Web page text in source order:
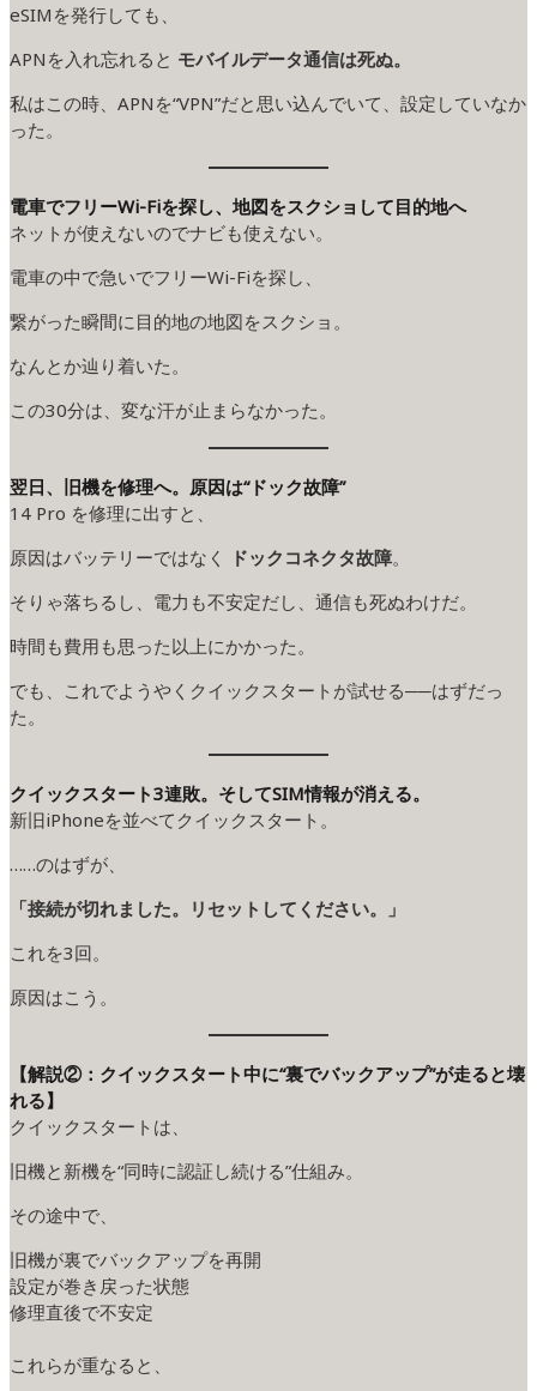
eSIMを発行しても、
APNを入れ忘れると モバイルデータ通信は死ぬ。
私はこの時、APNを“VPN”だと思い込んでいて、設定していなか
った。
電車でフリーWi-Fiを探し、地図をスクショして目的地へ
ネットが使えないのでナビも使えない。
電車の中で急いでフリーWi-Fiを探し、
繋がった瞬間に目的地の地図をスクショ。
なんとか辿り着いた。
この30分は、変な汗が止まらなかった。
翌日、旧機を修理へ。原因は“ドック故障”
14 Pro を修理に出すと、
原因はバッテリーではなく
ドックコネクタ故障。
そりゃ落ちるし、電力も不安定だし、通信も死ぬわけだ。
時間も費用も思った以上にかかった。
でも、これでようやくクイックスタートが試せる──はずだっ
た。
クイックスタート3連敗。そしてSIM情報が消える。
新旧iPhoneを並べてクイックスタート。
……のはずが、
「接続が切れました。リセットしてください。」
これを3回。
原因はこう。
【解説②：クイックスタート中に“裏でバックアップ”が走ると壊
れる】
クイックスタートは、
旧機と新機を“同時に認証し続ける”仕組み。
その途中で、
旧機が裏でバックアップを再開
設定が巻き戻った状態
修理直後で不安定
これらが重なると、